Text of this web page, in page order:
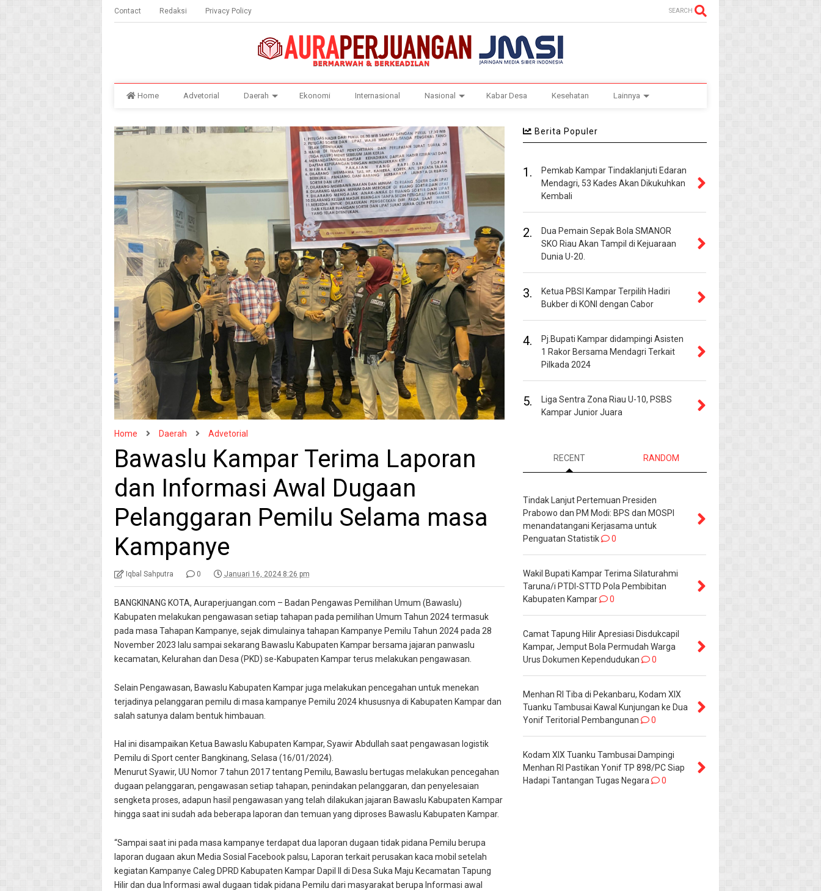
Contact Redaksi Privacy Policy SEARCH
Home Advetorial Daerah Ekonomi Internasional Nasional Kabar Desa Kesehatan Lainnya
Home Daerah Advetorial
Bawaslu Kampar Terima Laporan
dan Informasi Awal Dugaan
Pelanggaran Pemilu Selama masa
Kampanye
Iqbal Sahputra 0 Januari 16, 2024 8:26 pm
BANGKINANG KOTA, Auraperjuangan.com – Badan Pengawas Pemilihan Umum (Bawaslu)
Kabupaten melakukan pengawasan setiap tahapan pada pemilihan Umum Tahun 2024 termasuk
pada masa Tahapan Kampanye, sejak dimulainya tahapan Kampanye Pemilu Tahun 2024 pada 28
November 2023 lalu sampai sekarang Bawaslu Kabupaten Kampar bersama jajaran panwaslu
kecamatan, Kelurahan dan Desa (PKD) se-Kabupaten Kampar terus melakukan pengawasan.
Selain Pengawasan, Bawaslu Kabupaten Kampar juga melakukan pencegahan untuk menekan
terjadinya pelanggaran pemilu di masa kampanye Pemilu 2024 khususnya di Kabupaten Kampar dan
salah satunya dalam bentuk himbauan.
Hal ini disampaikan Ketua Bawaslu Kabupaten Kampar, Syawir Abdullah saat pengawasan logistik
Pemilu di Sport center Bangkinang, Selasa (16/01/2024).
Menurut Syawir, UU Nomor 7 tahun 2017 tentang Pemilu, Bawaslu bertugas melakukan pencegahan
dugaan pelanggaran, pengawasan setiap tahapan, penindakan pelanggaran, dan penyelesaian
sengketa proses, adapun hasil pengawasan yang telah dilakukan jajaran Bawaslu Kabupaten Kampar
hingga saat ini sudah ada beberapa laporan dan temuan yang diproses Bawaslu Kabupaten Kampar.
“Sampai saat ini pada masa kampanye terdapat dua laporan dugaan tidak pidana Pemilu berupa
laporan dugaan akun Media Sosial Facebook palsu, Laporan terkait perusakan kaca mobil setelah
kegiatan Kampanye Caleg DPRD Kabupaten Kampar Dapil II di Desa Suka Maju Kecamatan Tapung
Hilir dan dua Informasi awal dugaan tidak pidana Pemilu dari masyarakat berupa Informasi awal
Berita Populer
1.
Pemkab Kampar Tindaklanjuti Edaran
Mendagri, 53 Kades Akan Dikukuhkan
Kembali
2.
Dua Pemain Sepak Bola SMANOR
SKO Riau Akan Tampil di Kejuaraan
Dunia U-20.
3.
Ketua PBSI Kampar Terpilih Hadiri
Bukber di KONI dengan Cabor
4.
Pj.Bupati Kampar didampingi Asisten
1 Rakor Bersama Mendagri Terkait
Pilkada 2024
5.
Liga Sentra Zona Riau U-10, PSBS
Kampar Junior Juara
RECENT RANDOM
Tindak Lanjut Pertemuan Presiden
Prabowo dan PM Modi: BPS dan MOSPI
menandatangani Kerjasama untuk
Penguatan Statistik
0
Wakil Bupati Kampar Terima Silaturahmi
Taruna/i PTDI-STTD Pola Pembibitan
Kabupaten Kampar
0
Camat Tapung Hilir Apresiasi Disdukcapil
Kampar, Jemput Bola Permudah Warga
Urus Dokumen Kependudukan
0
Menhan RI Tiba di Pekanbaru, Kodam XIX
Tuanku Tambusai Kawal Kunjungan ke Dua
Yonif Teritorial Pembangunan
0
Kodam XIX Tuanku Tambusai Dampingi
Menhan RI Pastikan Yonif TP 898/PC Siap
Hadapi Tantangan Tugas Negara
0